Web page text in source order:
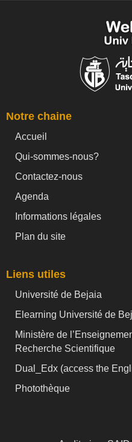
Notre chaine
Accueil
Qui-sommes-nous?
Contactez-nous
Agenda
Informations légales
Plan du site
Liens utiles
Université de Bejaia
Elearning Université de
Ministère de
Recherche Scientifique
Dual_Edx (access the
Photothèque